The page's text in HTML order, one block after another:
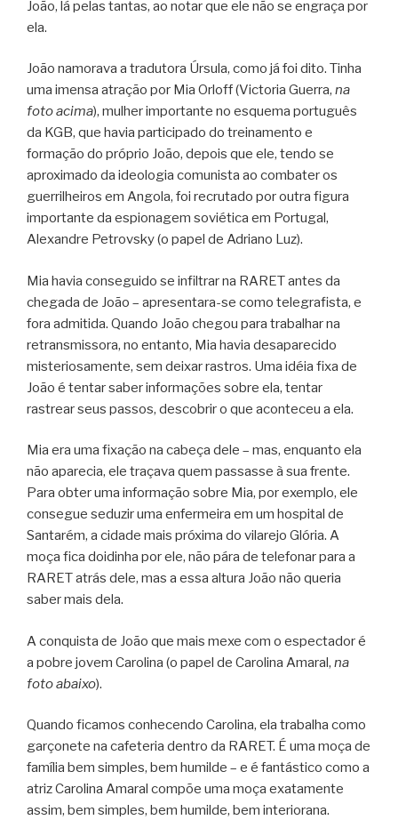
João, lá pelas tantas, ao notar que ele não se engraça por
ela.
João namorava a tradutora Úrsula, como já foi dito. Tinha
uma imensa atração por Mia Orloff (Victoria Guerra, na
foto acima), mulher importante no esquema português
da KGB, que havia participado do treinamento e
formação do próprio João, depois que ele, tendo se
aproximado da ideologia comunista ao combater os
guerrilheiros em Angola, foi recrutado por outra figura
importante da espionagem soviética em Portugal,
Alexandre Petrovsky (o papel de Adriano Luz).
Mia havia conseguido se infiltrar na RARET antes da
chegada de João – apresentara-se como telegrafista, e
fora admitida. Quando João chegou para trabalhar na
retransmissora, no entanto, Mia havia desaparecido
misteriosamente, sem deixar rastros. Uma idéia fixa de
João é tentar saber informações sobre ela, tentar
rastrear seus passos, descobrir o que aconteceu a ela.
Mia era uma fixação na cabeça dele – mas, enquanto ela
não aparecia, ele traçava quem passasse à sua frente.
Para obter uma informação sobre Mia, por exemplo, ele
consegue seduzir uma enfermeira em um hospital de
Santarém, a cidade mais próxima do vilarejo Glória. A
moça fica doidinha por ele, não pára de telefonar para a
RARET atrás dele, mas a essa altura João não queria
saber mais dela.
A conquista de João que mais mexe com o espectador é
a pobre jovem Carolina (o papel de Carolina Amaral, na
foto abaixo).
Quando ficamos conhecendo Carolina, ela trabalha como
garçonete na cafeteria dentro da RARET. É uma moça de
família bem simples, bem humilde – e é fantástico como a
atriz Carolina Amaral compõe uma moça exatamente
assim, bem simples, bem humilde, bem interiorana.